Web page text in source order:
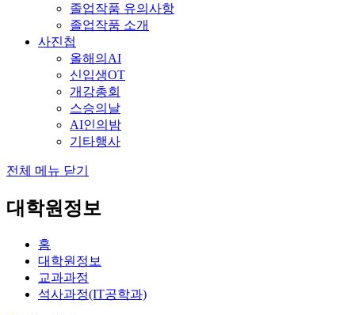
졸업작품 유의사항
졸업작품 소개
사진첩
올해의AI
신입생OT
개강총회
스승의날
AI인의밤
기타행사
전체 메뉴 닫기
대학원정보
홈
대학원정보
교과과정
석사과정(IT공학과)